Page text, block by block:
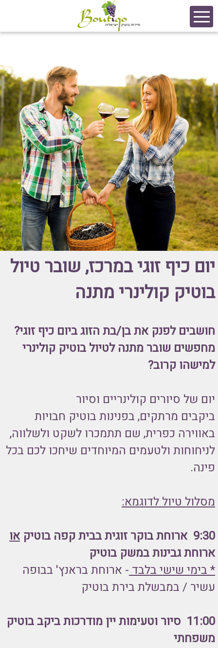
מתנות יוקרתיות, יום כיף ליום הולדת, מתנה
לבעל, מתנה לאשתי, מתנה לחבר
יום כיף זוגי במרכז, שובר טיול
בוטיק קולינרי מתנה
חושבים לפנק את בן/בת הזוג ביום כיף זוגי?
מחפשים שובר מתנה לטיול בוטיק קולינרי
למישהו קרוב?
יום של סיורים קולינריים וסיור
ביקבים מרתקים, בפנינות בוטיק חבויות
באווירה כפרית, שם תתמכרו לשקט ולשלווה,
לניחוחות ולטעמים המיוחדים שיחכו לכם בכל
פינה.
מסלול טיול לדוגמא:
9:30 ארוחת בוקר זוגית בבית קפה בוטיק
או
ארוחת גבינות במשק בוטיק
* בימי שישי בלבד- ארוחת בראנץ' בבופה
עשיר / במבשלת בירת בוטיק
11:00 סיור וטעימות יין מודרכות ביקב בוטיק
משפחתי